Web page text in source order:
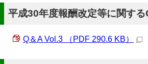
平成30年度報酬改定等に関す
Q＆A Vol.3 （PDF 290.6 KB）